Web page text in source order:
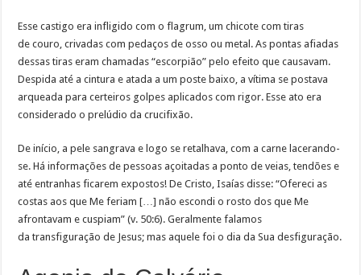
Esse castigo era infligido com o flagrum, um chicote com tiras
de couro, crivadas com pedaços de osso ou metal. As pontas afiadas
dessas tiras eram chamadas “escorpião” pelo efeito que causavam.
Despida até a cintura e atada a um poste baixo, a vítima se postava
arqueada para certeiros golpes aplicados com rigor. Esse ato era
considerado o prelúdio da crucifixão.
De início, a pele sangrava e logo se retalhava, com a carne lacerando-
se. Há informações de pessoas açoitadas a ponto de veias, tendões e
até entranhas ficarem expostos! De Cristo, Isaías disse: “Ofereci as
costas aos que Me feriam […] não escondi o rosto dos que Me
afrontavam e cuspiam” (v. 50:6). Geralmente falamos
da transfiguração de Jesus; mas aquele foi o dia da Sua desfiguração.